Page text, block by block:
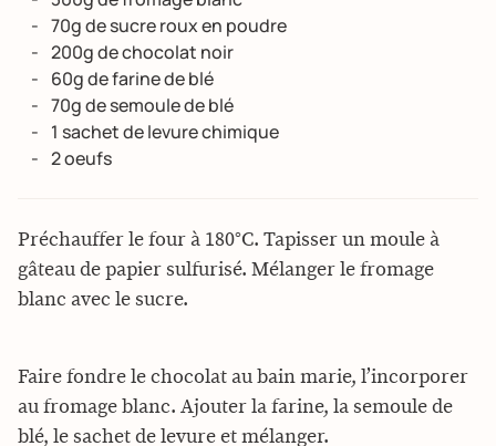
70g de sucre roux en poudre
200g de chocolat noir
60g de farine de blé
70g de semoule de blé
1 sachet de levure chimique
2 oeufs
Préchauffer le four à 180°C. Tapisser un moule à
gâteau de papier sulfurisé. Mélanger le fromage
blanc avec le sucre.
Faire fondre le chocolat au bain marie, l’incorporer
au fromage blanc. Ajouter la farine, la semoule de
blé, le sachet de levure et mélanger.